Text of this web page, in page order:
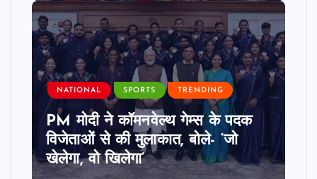
NATIONAL SPORTS TRENDING
PM मोदी ने कॉमनवेल्थ गेम्स के पदक
विजेताओं से की मुलाकात, बोले- ‘जो
खेलेगा, वो खिलेगा’